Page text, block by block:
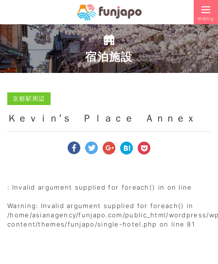
menu
宿泊施設
京都駅周辺
Ｋｅｖｉｎ’ｓ Ｐｌａｃｅ Ａｎｎｅｘ
: Invalid argument supplied for foreach() in on line
Warning: Invalid argument supplied for foreach() in
/home/asianagency/funjapo.com/public_html/wordpress/
content/themes/funjapo/single-hotel.php on line 81